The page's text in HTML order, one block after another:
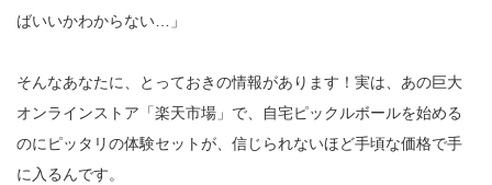
ばいいかわからない…」
そんなあなたに、とっておきの情報があります！実は、あの巨大
オンラインストア「楽天市場」で、自宅ピックルボールを始める
のにピッタリの体験セットが、信じられないほど手頃な価格で手
に入るんです。